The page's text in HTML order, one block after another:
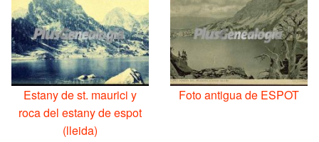
Estany de st. maurici y
roca del estany de espot
(lleida)
Foto antigua de ESPOT